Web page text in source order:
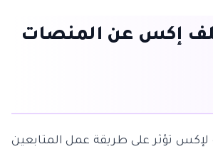
إكس عن المنصات
تؤثر على طريقة عمل المتابعين